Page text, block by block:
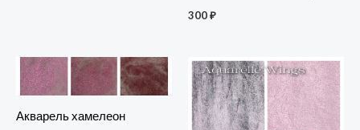
300₽
Акварель хамелеон